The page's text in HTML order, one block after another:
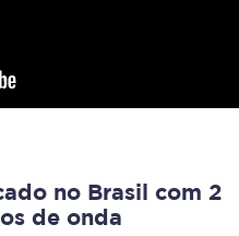
no Brasil com 2
de onda